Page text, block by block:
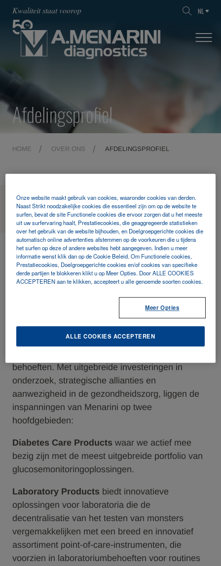
Kwaliteit staat voorop NL
Afdelingsprofiel
HOME OVER ONS AFDELINGSPROFIEL
MENU
Afdelingsprofiel
Menarini Diagnostics zet zich in om innovatieve
oplossingen op de markt voor in-vitrodiagnostiek
te brengen en om hightech diagnostische
systemen en reagentia te ontwikkelen om de
kwaliteit van leven van patiënten te verbeteren en
zorgprofessionals te voorzien van de best
behoeften. Met uitgebreide investeringen in
onderzoek, strategische allianties en
aanwezigheid in de gezondheidszorg, liggen de
inspanningen van Menarini op twee
hoofdgebieden:
Diabetes Care Products waar we actief mee
bezig zijn met de meest uitgebreide portfolio van
glucosemonitoringoplossingen.
Laboratory Products biedt innovatieve
oplossingen voor laboratoria die de
decentralisatie van het testen van monsters
vergemakkelijken met een breed en innovatief
assortiment point-of-care-instrumenten, die
voorzien in laboratoriumbehoeften voor routines
Onze website maakt gebruik van cookies, waaronder cookies van derden.
Naast Strikt noodzakelijke cookies die essentieel zijn om op de website te
surfen, bevat de site Functionele cookies die ervoor zorgen dat u het meeste
uit uw surfervaring haalt, Prestatiecookies, die geaggregeerde statistieken
over het gebruik van de website bijhouden, en Doelgroepgerichte cookies die
automatisch online advertenties afstemmen op de voorkeuren die u tijdens
het surfen op deze of andere websites hebt aangegeven. Indien u meer
informatie wenst klik dan op de Cookie Beleid. Om Functionele cookies,
Prestatiecookies, Doelgroepgerichte cookies en/of cookies van specifieke
derde partijen te blokkeren klikt u op Meer Opties. Door ALLE COOKIES
ACCEPTEREN aan te klikken, accepteert u alle genoemde soorten cookies.
Meer Opties
ALLE COOKIES ACCEPTEREN